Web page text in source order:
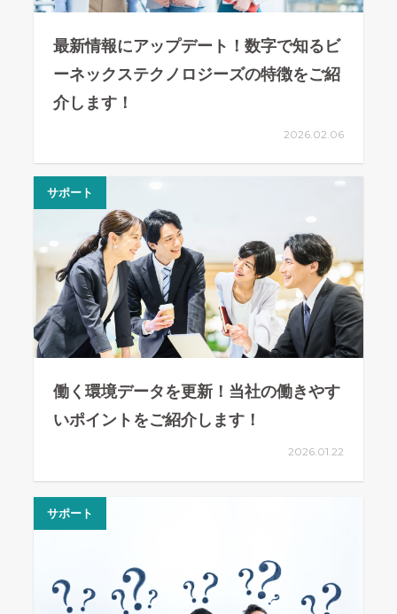
最新情報にアップデート！数字で知るビ
ーネックステクノロジーズの特徴をご紹
介します！
2026.02.06
サポート
働く環境データを更新！当社の働きやす
いポイントをご紹介します！
2026.01.22
サポート